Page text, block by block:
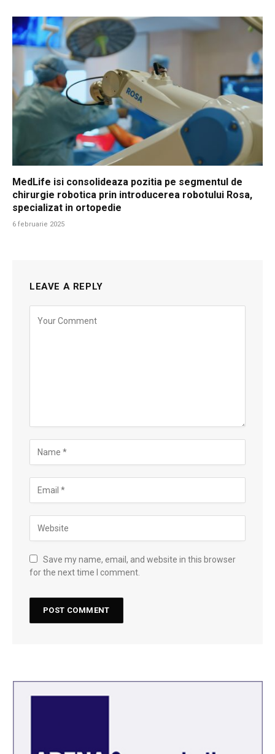
MedLife isi consolideaza pozitia pe segmentul de
chirurgie robotica prin introducerea robotului Rosa,
specializat in ortopedie
6 februarie 2025
LEAVE A REPLY
Save my name, email, and website in this browser
for the next time I comment.